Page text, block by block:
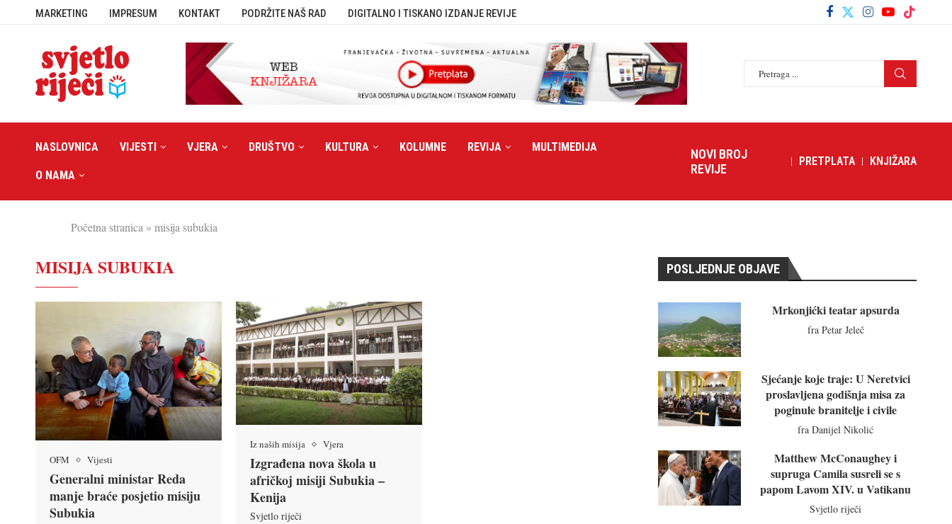
MARKETING IMPRESUM KONTAKT PODRŽITE NAŠ RAD DIGITALNO I TISKANO IZDANJE REVIJE
NASLOVNICA VIJESTI VJERA DRUŠTVO KULTURA KOLUMNE REVIJA MULTIMEDIJA
O NAMA
NOVI BROJ
REVIJE
PRETPLATA KNJIŽARA
Početna stranica » misija subukia
MISIJA SUBUKIA
OFM Vijesti
Generalni ministar Reda
manje braće posjetio misiju
Subukia
Iz naših misija Vjera
Izgrađena nova škola u
afričkoj misiji Subukia –
Kenija
Svjetlo riječi
POSLJEDNJE OBJAVE
Mrkonjićki teatar apsurda
fra Petar Jeleč
Sjećanje koje traje: U Neretvici
proslavljena godišnja misa za
poginule branitelje i civile
fra Danijel Nikolić
Matthew McConaughey i
supruga Camila susreli se s
papom Lavom XIV. u Vatikanu
Svjetlo riječi